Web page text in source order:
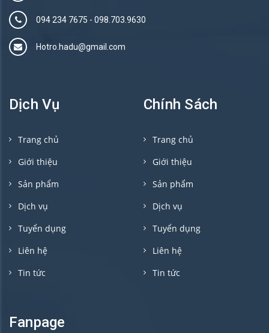
094 234 7675‬ - 098.703.9630
Hotro.hadu@gmail.com
Dịch Vụ
Trang chủ
Giới thiệu
Sản phẩm
Dịch vụ
Tuyển dụng
Liên hệ
Tin tức
Chính Sách
Trang chủ
Giới thiệu
Sản phẩm
Dịch vụ
Tuyển dụng
Liên hệ
Tin tức
Fanpage